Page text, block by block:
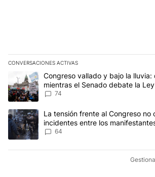
CONVERSACIONES ACTIVAS
Este listado muestra los artículos con más
Un artículo de tendencia con el título
Congreso vallado y bajo la
mientras el Senado debate la
Privada
74
Un artículo de tendencia con el título "La
La tensión frente al Congreso no
incidentes entre los
64